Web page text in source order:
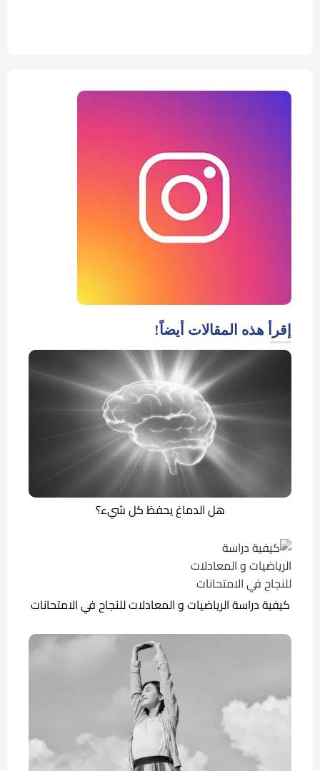
إقرأ هذه المقالات أيضاً!
هل الدماغ يحفظ كل شيء؟
كيفية دراسة الرياضيات و المعادلات للنجاح في الامتحانات